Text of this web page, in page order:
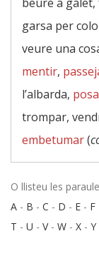
garsa per
veure una
mentir,
l’albarda,
trompar,
embetumar(
O llisteu les
A - B - C - D - E - F
T - U - V- W - X - Y